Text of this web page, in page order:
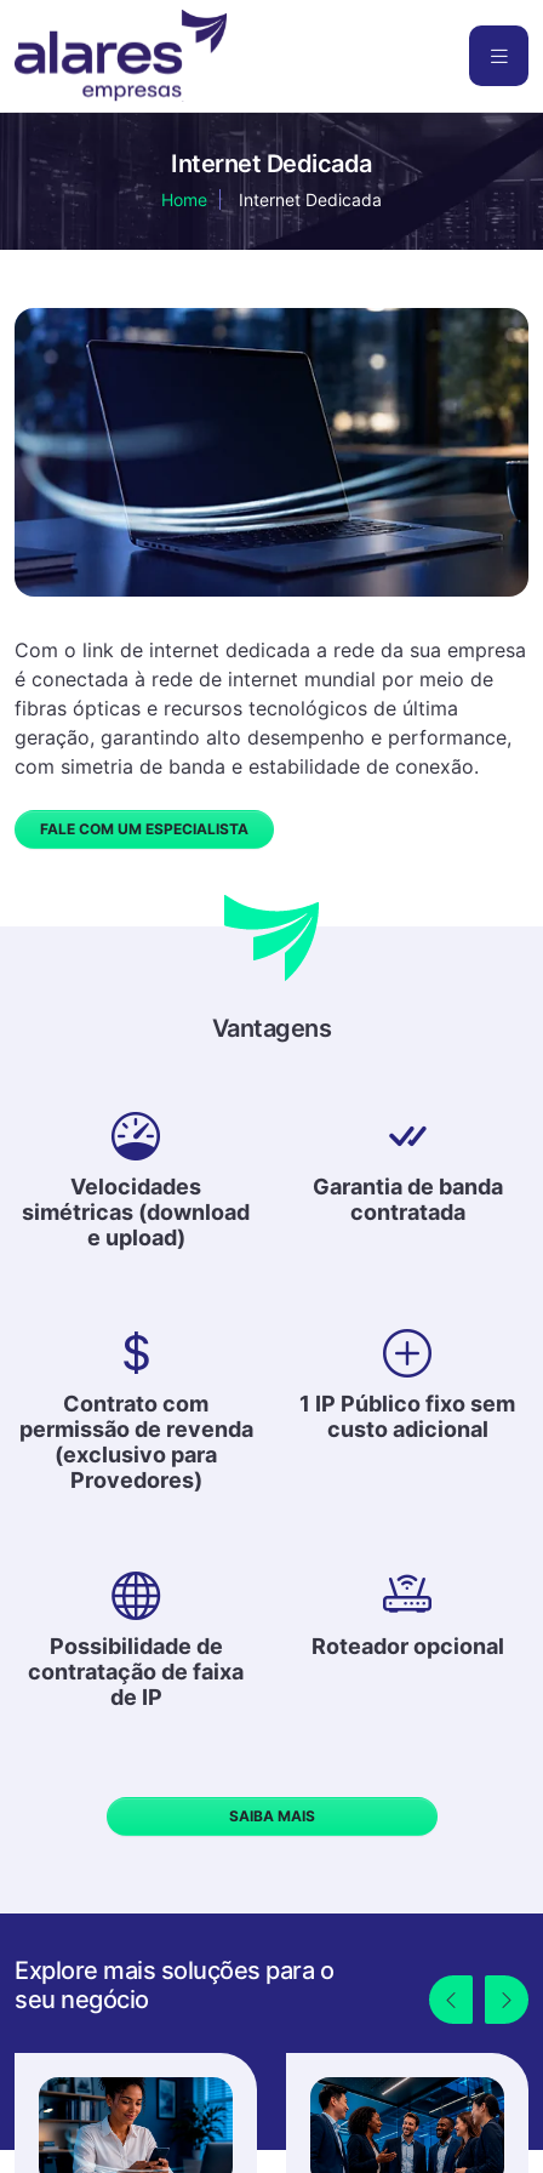
Internet Dedicada
Home Internet Dedicada
Com o link de internet dedicada a rede da sua empresa
é conectada à rede de internet mundial por meio de
fibras ópticas e recursos tecnológicos de última
geração, garantindo alto desempenho e performance,
com simetria de banda e estabilidade de conexão.
FALE COM UM ESPECIALISTA
Vantagens
Velocidades
simétricas (download
e upload)
Garantia de banda
contratada
Contrato com
permissão de revenda
(exclusivo para
Provedores)
1 IP Público fixo sem
custo adicional
Possibilidade de
contratação de faixa
de IP
Roteador opcional
SAIBA MAIS
Explore mais soluções para o
seu negócio